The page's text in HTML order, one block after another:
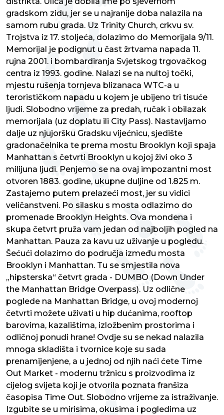
gradskom zidu, jer se u najranije doba nalazila na
samom rubu grada. Uz Trinity Church, crkvu sv.
Trojstva iz 17. stoljeća, dolazimo do Memorijala 9/11.
Memorijal je podignut u čast žrtvama napada 11.
rujna 2001. i bombardiranja Svjetskog trgovačkog
centra iz 1993. godine. Nalazi se na nultoj točki,
mjestu rušenja tornjeva blizanaca WTC-a u
terorističkom napadu u kojem je ubijeno tri tisuće
ljudi. Slobodno vrijeme za predah, ručak i obilazak
memorijala (uz doplatu ili City Pass). Nastavljamo
dalje uz njujoršku Gradsku vijećnicu, sjedište
gradonačelnika te prema mostu Brooklyn koji spaja
Manhattan s četvrti Brooklyn u kojoj živi oko 3
milijuna ljudi. Penjemo se na ovaj impozantni most
otvoren 1883. godine, ukupne duljine od 1.825 m.
Zastajemo putem prelazeći most, jer su vidici
veličanstveni. Po silasku s mosta odlazimo do
promenade Brooklyn Heights. Ova mondena i
skupa četvrt pruža vam jedan od najboljih pogled na
Manhattan. Pauza za kavu uz uživanje u pogledu.
Šećući dolazimo do područja između mosta
Brooklyn i Manhattan. Tu se smjestila nova
„hipsterska“ četvrt grada - DUMBO (Down Under
the Manhattan Bridge Overpass). Uz odlične
poglede na Manhattan Bridge, u ovoj modernoj
četvrti možete uživati u hip dućanima, rooftop
barovima, kazalištima, izložbenim prostorima i
odličnoj ponudi hrane! Ovdje su se nekad nalazila
mnoga skladišta i tvornice koje su sada
prenamijenjene, a u jednoj od njih naći ćete Time
Out Market - modernu tržnicu s proizvodima iz
cijelog svijeta koji je otvorila poznata franšiza
časopisa Time Out. Slobodno vrijeme za istraživanje.
Izgubite se u mirisima, okusima i pogledima uz